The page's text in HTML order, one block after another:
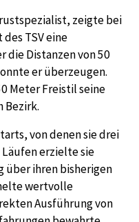
zeigte bei
TSV eine
die Distanzen von 50
er überzeugen.
Meter Freistil seine
von denen sie drei
erzielte sie
über ihren bisherigen
wertvolle
Ausführung von